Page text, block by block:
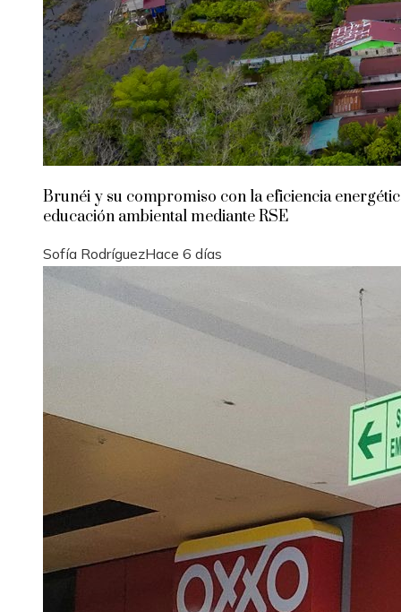
Brunéi y su compromiso con la eficiencia
educación ambiental mediante RSE
Sofía RodríguezHace 6 días